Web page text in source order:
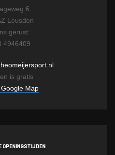
6
Leusden
gerust:
4946409
is gratis
Map
OPENINGSTIJDEN